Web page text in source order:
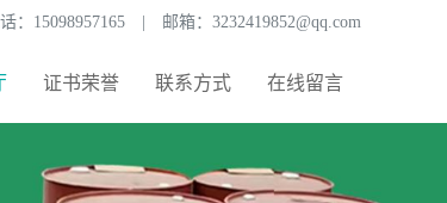
： 15098957165 邮箱： 3232419852@qq.com
证书荣誉 联系方式 在线留言